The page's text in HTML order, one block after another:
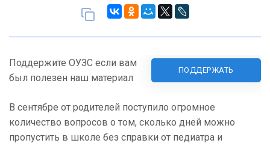
Поддержите ОУЗС если вам
был полезен наш материал
ПОДДЕРЖАТЬ
В сентябре от родителей поступило огромное
количество вопросов о том, сколько дней можно
пропустить в школе без справки от педиатра и